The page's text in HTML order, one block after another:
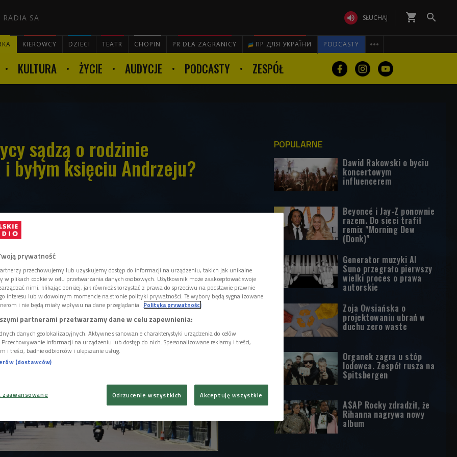
RADIA SA  SŁUCHAJ shopping_cart 
KIEROWCY DZIECI TEATR CHOPIN PR DLA ZAGRANICY ПР ДЛЯ УКРАЇНИ PODCASTY 

KULTURA ŻYCIE AUDYCJE PODCASTY ZESPÓŁ
sądzą o rodzinie
byłym księciu Andrzeju?
traktuje to dużo bardziej z dystansem.
pojawiać się takie tendencje, że nie
królewskiej - mówi Maria Dziok-
w Londynie autorka książki "Anglia.
POPULARNE
Dawid Rakowski o byciu
koncertowym
influencerem
Beyoncé i Jay-Z ponownie
razem. Do sieci trafił
remix "Morning Dew
(Donk)"
Generator muzyki AI
Suno przegrało pierwszy
wielki proces o prawa
autorskie
Zoja Owsiańska o
projektowaniu ubrań w
duchu zero waste
Organek zagra u stóp
lodowca. Zespół rusza na
Spitsbergen
A$AP Rocky zdradził, że
Rihanna nagrywa nowy
album
prywatność
przechowujemy lub uzyskujemy dostęp do informacji na urządzeniu, takich jak unikalne
w plikach cookie w celu przetwarzania danych osobowych. Użytkownik może zaakceptować swoje
nimi, klikając poniżej, jak również skorzystać z prawa do sprzeciwu na podstawie prawnie
interesu lub w dowolnym momencie na stronie polityki prywatności. Te wybory będą sygnalizowane
i nie będą miały wpływu na dane przeglądania. Polityka prywatności
partnerami przetwarzamy dane w celu zapewnienia:
danych geolokalizacyjnych. Aktywne skanowanie charakterystyki urządzenia do celów
informacji na urządzeniu lub dostęp do nich. Spersonalizowane reklamy i treści,
i treści, badnie odbiorców i ulepszanie usług.
(dostawców)
Odrzucenie wszystkich Akceptuję wszystkie